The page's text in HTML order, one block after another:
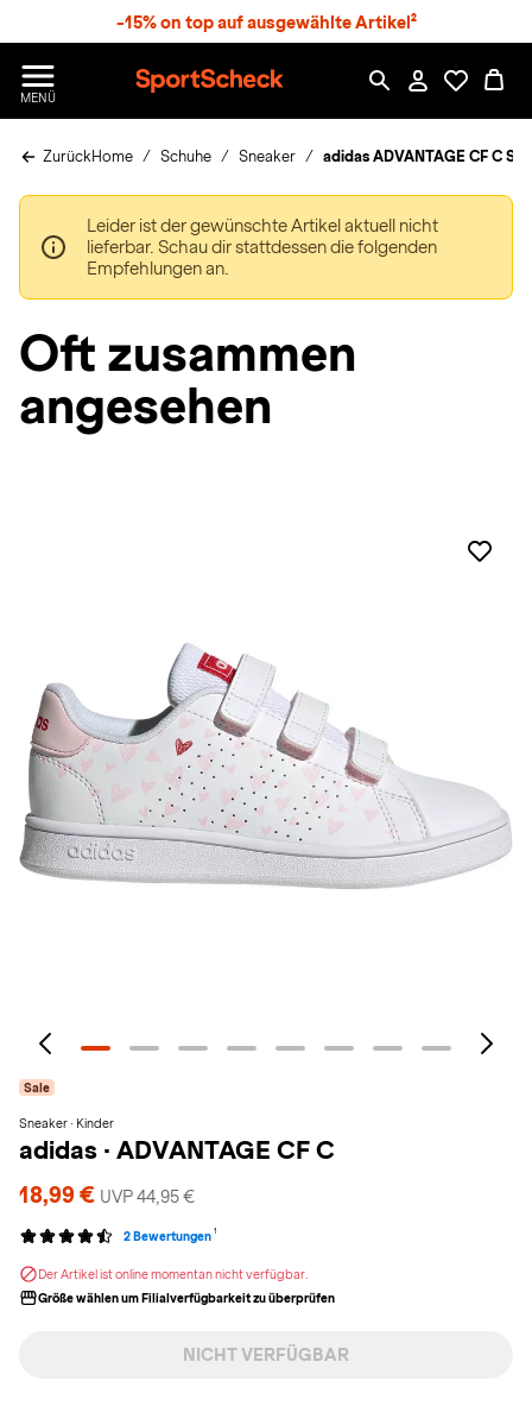
-15% on top auf ausgewählte Artikel²
MENÜ
p
r
c
h
e
ZurückHome Schuhe Sneaker adidas ADVANTAGE CF C
Leider ist der gewünschte Artikel aktuell nicht
lieferbar. Schau dir stattdessen die folgenden
Empfehlungen an.
Oft zusammen
angesehen
Sale
Sneaker · Kinder
adidas · ADVANTAGE CF C
18,99 € UVP 44,95 €
2 Bewertungen 1
Der Artikel ist online momentan nicht verfügbar.
Größe wählen um Filialverfügbarkeit zu überprüfen
NICHT VERFÜGBAR